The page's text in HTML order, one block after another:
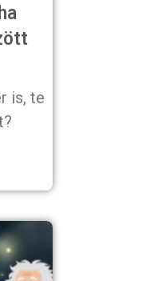
is, te